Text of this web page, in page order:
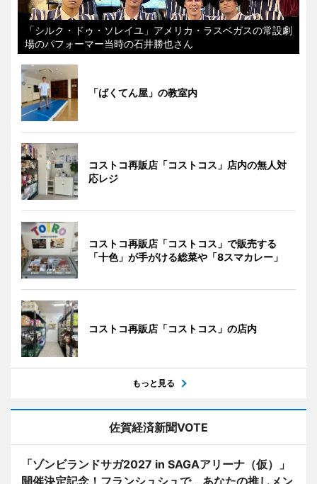
「シルク・ドゥ・ソレイユ」アメリカ・ラスベガスの常設劇
場のパフォーマー当時の石井勝也さん
「ばくてん屋」の教室内
コストコ再販店「コストコス」店内の無人対
応レジ
コストコ再販店「コストコス」で販売する
「十色」が手がける総菜や「8スマカレー」
コストコ再販店「コストコス」の店内
もっと見る
佐賀経済新聞VOTE
「ゾンビランドサガ2027 in SAGAアリーナ（仮）」
開催決定記念！フランシュシュで、あなたの推しメン